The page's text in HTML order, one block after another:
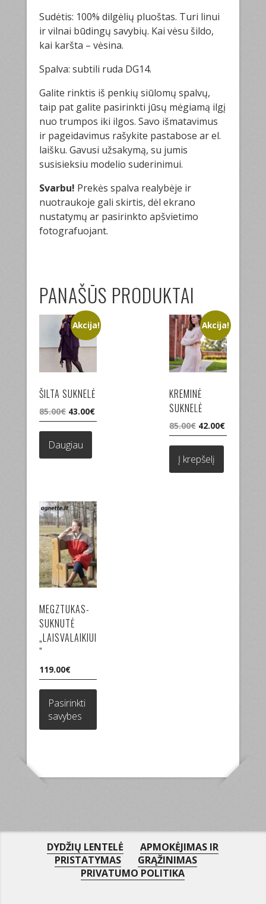
Sudėtis: 100% dilgėlių pluoštas. Turi linui
ir vilnai būdingų savybių. Kai vėsu šildo,
kai karšta – vėsina.
Spalva: subtili ruda DG14.
Galite rinktis iš penkių siūlomų spalvų,
taip pat galite pasirinkti jūsų mėgiamą ilgį
nuo trumpos iki ilgos. Savo išmatavimus
ir pageidavimus rašykite pastabose ar el.
laišku. Gavusi užsakymą, su jumis
susisieksiu modelio suderinimui.
Svarbu! Prekės spalva realybėje ir
nuotraukoje gali skirtis, dėl ekrano
nustatymų ar pasirinkto apšvietimo
fotografuojant.
PANAŠŪS PRODUKTAI
Akcija!
ŠILTA SUKNELĖ
85.00€ Original
price
was:
85.00€.
43.00€Current
price
Daugiau
Akcija!
KREMINĖ
SUKNELĖ
85.00€ Original
price
was:
85.00€.
42.00€Current
price
Į krepšelį
MEGZTUKAS-
SUKNUTĖ
„LAISVALAIKIUI
”
119.00€
Pasirinkti
savybes
may
the
product
page
DYDŽIŲ LENTELĖ
APMOKĖJIMAS IR
PRISTATYMAS
GRĄŽINIMAS
PRIVATUMO POLITIKA